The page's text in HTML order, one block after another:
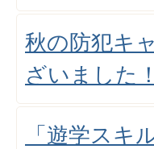
秋の防犯キ
ざいました！
「遊学スキ